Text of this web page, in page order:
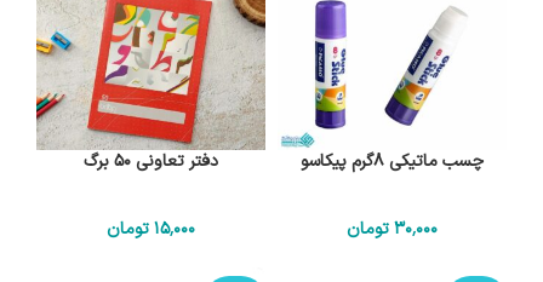
چسب ماتیکی 8گرم پیکاسو
30٬000تومان
دفتر تعاونی 50 برگ
15٬000تومان